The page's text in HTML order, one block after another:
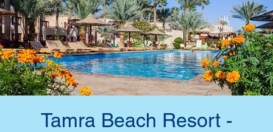
Tamra Beach Resort -